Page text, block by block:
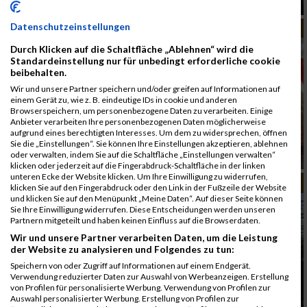
Arena
Are you ready to beat the citys
MUD RACE
Schlamm und Sonnenschein beim Viennathlon
Datenschutzeinstellungen
Durch Klicken auf die Schaltfläche „Ablehnen“ wird die
Standardeinstellung nur für unbedingt erforderliche cookie
beibehalten.
Wir und unsere Partner speichern und/oder greifen auf Informationen auf
einem Gerät zu, wie z. B. eindeutige IDs in cookie und anderen
Browserspeichern, um personenbezogene Daten zu verarbeiten. Einige
Anbieter verarbeiten Ihre personenbezogenen Daten möglicherweise
aufgrund eines berechtigten Interesses. Um dem zu widersprechen, öffnen
Sie die „Einstellungen“. Sie können Ihre Einstellungen akzeptieren, ablehnen
oder verwalten, indem Sie auf die Schaltfläche „Einstellungen verwalten“
klicken oder jederzeit auf die Fingerabdruck-Schaltfläche in der linken
unteren Ecke der Website klicken. Um Ihre Einwilligung zu widerrufen,
klicken Sie auf den Fingerabdruck oder den Link in der Fußzeile der Website
und klicken Sie auf den Menüpunkt „Meine Daten“. Auf dieser Seite können
Sie Ihre Einwilligung widerrufen. Diese Entscheidungen werden unseren
Partnern mitgeteilt und haben keinen Einfluss auf die Browserdaten.
Wir und unsere Partner verarbeiten Daten, um die Leistung
der Website zu analysieren und Folgendes zu tun:
Speichern von oder Zugriff auf Informationen auf einem Endgerät.
Verwendung reduzierter Daten zur Auswahl von Werbeanzeigen. Erstellung
von Profilen für personalisierte Werbung. Verwendung von Profilen zur
Auswahl personalisierter Werbung. Erstellung von Profilen zur